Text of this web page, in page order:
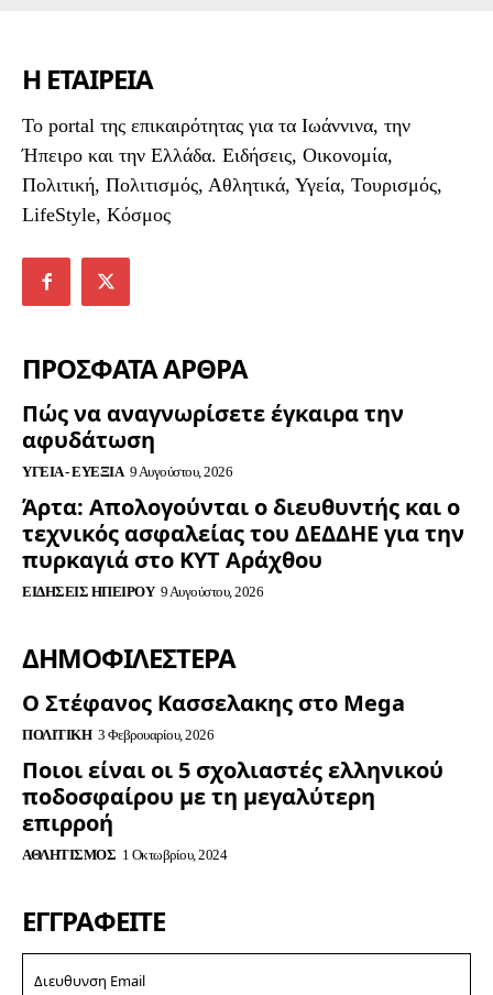
Η ΕΤΑΙΡΕΙΑ
To portal της επικαιρότητας για τα Ιωάννινα, την
Ήπειρο και την Ελλάδα. Ειδήσεις, Οικονομία,
Πολιτική, Πολιτισμός, Αθλητικά, Υγεία, Τουρισμός,
LifeStyle, Κόσμος
ΠΡΟΣΦΑΤΑ ΑΡΘΡΑ
Πώς να αναγνωρίσετε έγκαιρα την
αφυδάτωση
ΥΓΕΊΑ - ΕΥΕΞΊΑ 9 Αυγούστου, 2026
Άρτα: Απολογούνται ο διευθυντής και ο
τεχνικός ασφαλείας του ΔΕΔΔΗΕ για την
πυρκαγιά στο ΚΥΤ Αράχθου
ΕΙΔΉΣΕΙΣ ΗΠΕΊΡΟΥ 9 Αυγούστου, 2026
ΔΗΜΟΦΙΛΈΣΤΕΡΑ
Ο Στέφανος Κασσελακης στο Mega
ΠΟΛΙΤΙΚΉ 3 Φεβρουαρίου, 2026
Ποιοι είναι οι 5 σχολιαστές ελληνικού
ποδοσφαίρου με τη μεγαλύτερη
επιρροή
ΑΘΛΗΤΙΣΜΌΣ 1 Οκτωβρίου, 2024
ΕΓΓΡΑΦΕΊΤΕ